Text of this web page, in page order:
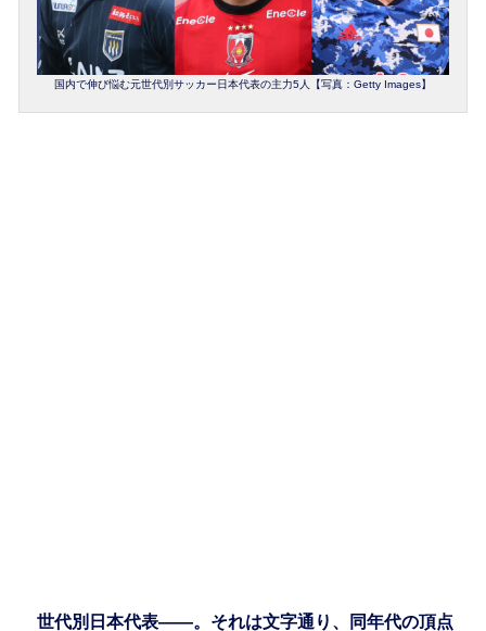
国内で伸び悩む元世代別サッカー日本代表の主力5人【写真：Getty Images】
世代別日本代表――。それは文字通り、同年代の頂点